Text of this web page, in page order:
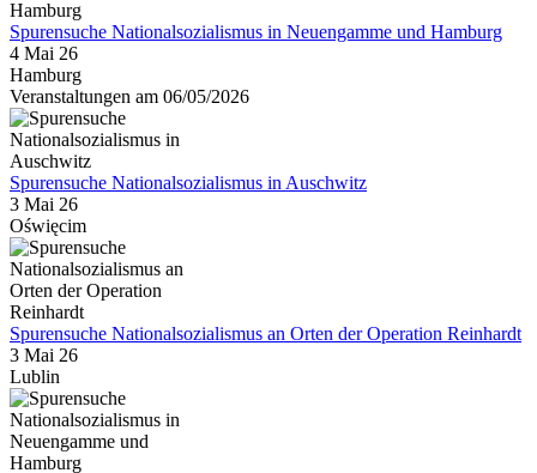
Spurensuche Nationalsozialismus in Neuengamme und Hamburg
4 Mai 26
Hamburg
Veranstaltungen am 06/05/2026
Spurensuche Nationalsozialismus in Auschwitz
3 Mai 26
Oświęcim
Spurensuche Nationalsozialismus an Orten der Operation Reinhardt
3 Mai 26
Lublin